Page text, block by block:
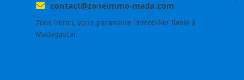
contact@zoneimmo-mada.com
Zone Immo, votre partenaire immobilier fiable à
Madagascar.